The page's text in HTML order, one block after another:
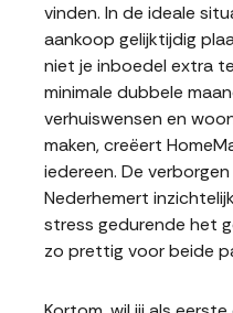
vinden. In de ideale
aankoop gelijktijdig
niet je inboedel extra
minimale dubbele
verhuiswensen en
maken, creëert
iedereen. De
Nederhemert
stress gedurende het
zo prettig voor beide